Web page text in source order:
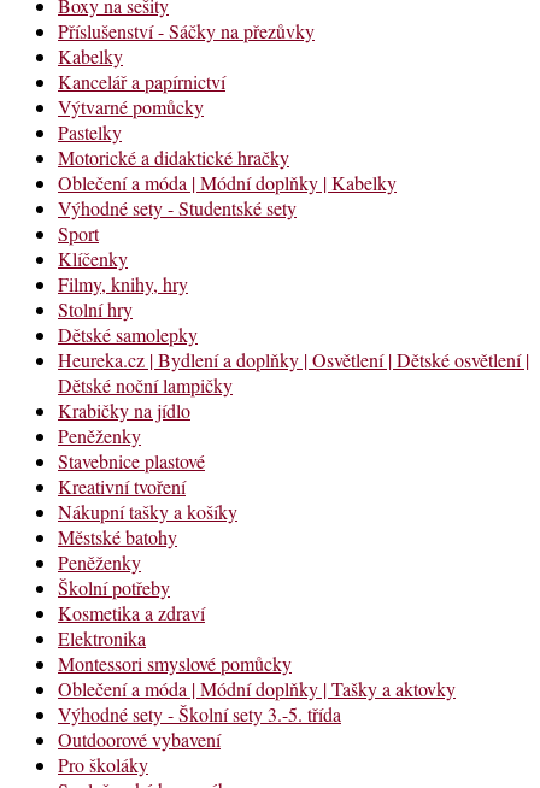
Příslušenství - Sáčky na přezůvky
Kabelky
Kancelář a papírnictví
Výtvarné pomůcky
Pastelky
Motorické a didaktické hračky
Oblečení a móda | Módní doplňky | Kabelky
Výhodné sety - Studentské sety
Sport
Klíčenky
Filmy, knihy, hry
Stolní hry
Dětské samolepky
Heureka.cz | Bydlení a doplňky | Osvětlení | Dětské osvětlení |
Dětské noční lampičky
Krabičky na jídlo
Peněženky
Stavebnice plastové
Kreativní tvoření
Nákupní tašky a košíky
Městské batohy
Peněženky
Školní potřeby
Kosmetika a zdraví
Elektronika
Montessori smyslové pomůcky
Oblečení a móda | Módní doplňky | Tašky a aktovky
Výhodné sety - Školní sety 3.-5. třída
Outdoorové vybavení
Pro školáky